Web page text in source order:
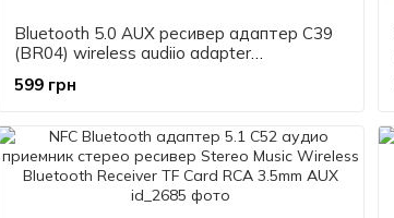
Bluetooth 5.0 AUX ресивер адаптер C39
(BR04) wireless audiio adapter
599 грн